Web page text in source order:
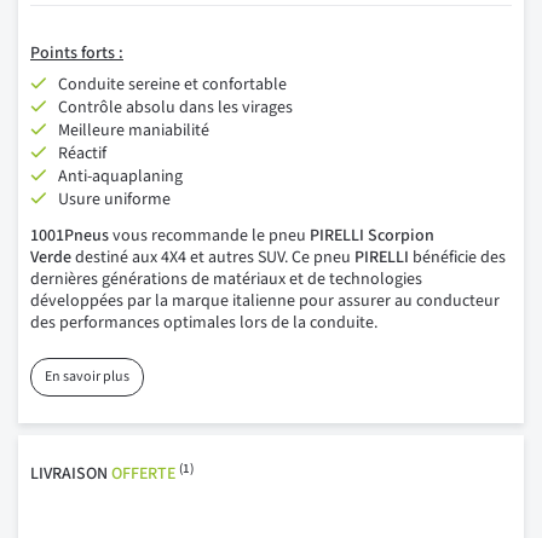
Points forts :
Conduite sereine et confortable
Contrôle absolu dans les virages
Meilleure maniabilité
Réactif
Anti-aquaplaning
Usure uniforme
1001Pneusvous recommande le pneu PIRELLI Scorpion
Verdedestiné aux 4X4 et autres SUV. Ce pneu PIRELLI bénéficie des
dernières générations de matériaux et de technologies
développées par la marque italienne pour assurer au conducteur
des performances optimales lors de la conduite.
En savoir plus
LIVRAISON OFFERTE (1)